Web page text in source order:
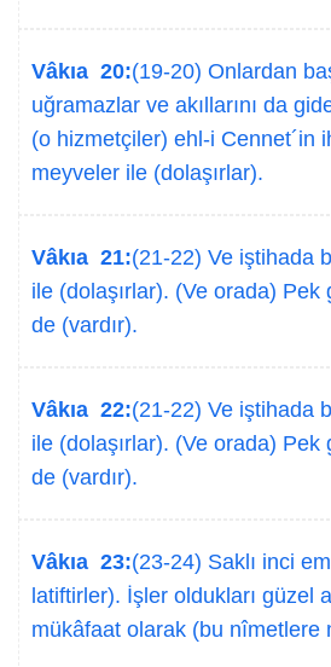
Vâkıa 20:(19-20) Onlardan
uğramazlar ve akıllarını da
(o hizmetçiler) ehl-i Cennet´in
meyveler ile (dolaşırlar).
Vâkıa 21:(21-22) Ve iştihada
ile (dolaşırlar). (Ve orada)
de (vardır).
Vâkıa 22:(21-22) Ve iştihada
ile (dolaşırlar). (Ve orada)
de (vardır).
Vâkıa 23:(23-24) Saklı inci
latiftirler). İşler oldukları güzel
mükâfaat olarak (bu nîmetlere